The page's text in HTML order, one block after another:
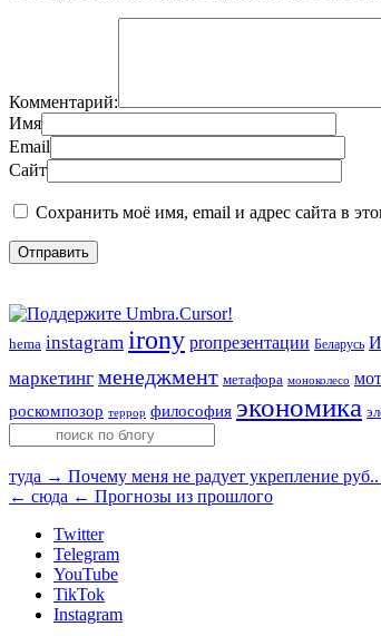
Комментарий:
Имя
Email
Сайт
Сохранить моё имя, email и адрес сайта в
hema instagram irony proпрезентации Беларусь
маркетинг менеджмент метафора моноколесо
роскомпозор террор философия экономика
туда → Почему меня не радует укрепление
← сюда ← Прогнозы из прошлого
Twitter
Telegram
YouTube
TikTok
Instagram